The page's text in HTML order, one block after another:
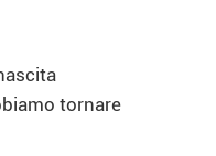
tornare